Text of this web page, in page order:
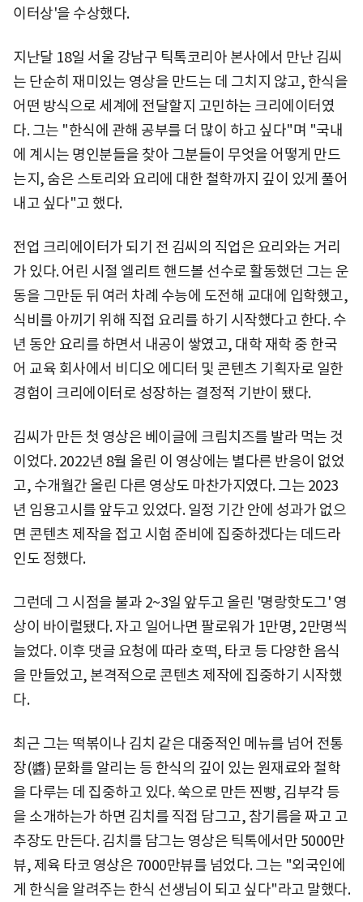
이터상'을 수상했다.
지난달 18일 서울 강남구 틱톡코리아 본사에서 만난 김씨
는 단순히 재미있는 영상을 만드는 데 그치지 않고, 한식을
어떤 방식으로 세계에 전달할지 고민하는 크리에이터였
다. 그는 "한식에 관해 공부를 더 많이 하고 싶다"며 "국내
에 계시는 명인분들을 찾아 그분들이 무엇을 어떻게 만드
는지, 숨은 스토리와 요리에 대한 철학까지 깊이 있게 풀어
내고 싶다"고 했다.
전업 크리에이터가 되기 전 김씨의 직업은 요리와는 거리
가 있다. 어린 시절 엘리트 핸드볼 선수로 활동했던 그는 운
동을 그만둔 뒤 여러 차례 수능에 도전해 교대에 입학했고,
식비를 아끼기 위해 직접 요리를 하기 시작했다고 한다. 수
년 동안 요리를 하면서 내공이 쌓였고, 대학 재학 중 한국
어 교육 회사에서 비디오 에디터 및 콘텐츠 기획자로 일한
경험이 크리에이터로 성장하는 결정적 기반이 됐다.
김씨가 만든 첫 영상은 베이글에 크림치즈를 발라 먹는 것
이었다. 2022년 8월 올린 이 영상에는 별다른 반응이 없었
고, 수개월간 올린 다른 영상도 마찬가지였다. 그는 2023
년 임용고시를 앞두고 있었다. 일정 기간 안에 성과가 없으
면 콘텐츠 제작을 접고 시험 준비에 집중하겠다는 데드라
인도 정했다.
그런데 그 시점을 불과 2~3일 앞두고 올린 '명랑핫도그' 영
상이 바이럴됐다. 자고 일어나면 팔로워가 1만명, 2만명씩
늘었다. 이후 댓글 요청에 따라 호떡, 타코 등 다양한 음식
을 만들었고, 본격적으로 콘텐츠 제작에 집중하기 시작했
다.
최근 그는 떡볶이나 김치 같은 대중적인 메뉴를 넘어 전통
장(醬) 문화를 알리는 등 한식의 깊이 있는 원재료와 철학
을 다루는 데 집중하고 있다. 쑥으로 만든 찐빵, 김부각 등
을 소개하는가 하면 김치를 직접 담그고, 참기름을 짜고 고
추장도 만든다. 김치를 담그는 영상은 틱톡에서만 5000만
뷰, 제육 타코 영상은 7000만뷰를 넘었다. 그는 "외국인에
게 한식을 알려주는 한식 선생님이 되고 싶다"라고 말했다.